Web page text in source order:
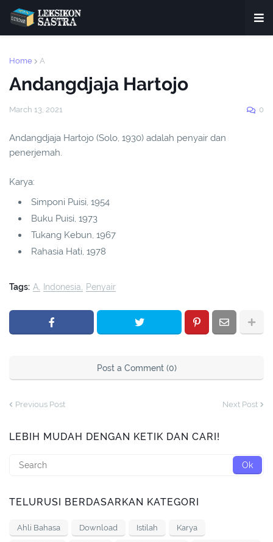
Home A
Andangdjaja Hartojo
March 13, 2021 0
Andangdjaja Hartojo (Solo, 1930) adalah penyair dan
penerjemah.
Karya:
Simponi Puisi, 1954
Buku Puisi, 1973
Tukang Kebun, 1967
Rahasia Hati, 1978
Tags: A Indonesia Penyair
Post a Comment (0)
Previous Post Next Post
LEBIH MUDAH DENGAN KETIK DAN CARI!
TELURUSI BERDASARKAN KATEGORI
Ahli Bahasa Download Istilah Karya